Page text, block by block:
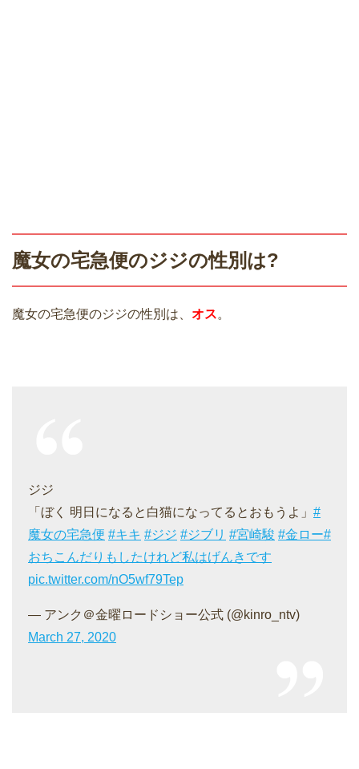
魔女の宅急便のジジの性別は?
魔女の宅急便のジジの性別は、 オス。
ジジ
「ぼく 明日になると白猫になってるとおもうよ」 #
魔女の宅急便 #キキ #ジジ #ジブリ #宮崎駿 #金ロー#
おちこんだりもしたけれど私はげんきです
pic.twitter.com/nO5wf79Tep
— アンク＠金曜ロードショー公式 (@kinro_ntv)
March 27, 2020